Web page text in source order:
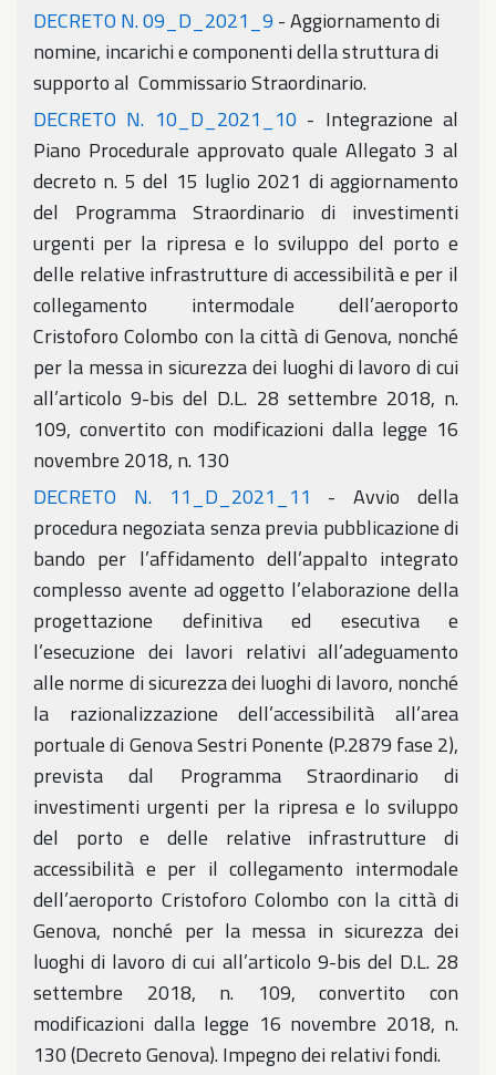
DECRETO N. 09_D_2021_9 - Aggiornamento di
nomine, incarichi e componenti della struttura di
supporto al Commissario Straordinario.
DECRETO N. 10_D_2021_10 - Integrazione al
Piano Procedurale approvato quale Allegato 3 al
decreto n. 5 del 15 luglio 2021 di aggiornamento
del Programma Straordinario di investimenti
urgenti per la ripresa e lo sviluppo del porto e
delle relative infrastrutture di accessibilità e per il
collegamento intermodale dell’aeroporto
Cristoforo Colombo con la città di Genova, nonché
per la messa in sicurezza dei luoghi di lavoro di cui
all’articolo 9-bis del D.L. 28 settembre 2018, n.
109, convertito con modificazioni dalla legge 16
novembre 2018, n. 130
DECRETO N. 11_D_2021_11 - Avvio della
procedura negoziata senza previa pubblicazione di
bando per l’affidamento dell’appalto integrato
complesso avente ad oggetto l’elaborazione della
progettazione definitiva ed esecutiva e
l’esecuzione dei lavori relativi all’adeguamento
alle norme di sicurezza dei luoghi di lavoro, nonché
la razionalizzazione dell’accessibilità all’area
portuale di Genova Sestri Ponente (P.2879 fase 2),
prevista dal Programma Straordinario di
investimenti urgenti per la ripresa e lo sviluppo
del porto e delle relative infrastrutture di
accessibilità e per il collegamento intermodale
dell’aeroporto Cristoforo Colombo con la città di
Genova, nonché per la messa in sicurezza dei
luoghi di lavoro di cui all’articolo 9-bis del D.L. 28
settembre 2018, n. 109, convertito con
modificazioni dalla legge 16 novembre 2018, n.
130 (Decreto Genova). Impegno dei relativi fondi.